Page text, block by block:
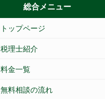
総合メニュー
トップページ
税理士紹介
料金一覧
無料相談の流れ